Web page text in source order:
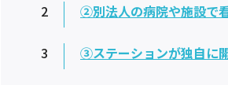
2 ②別法人の病院や施設で
3 ③ステーションが独自に